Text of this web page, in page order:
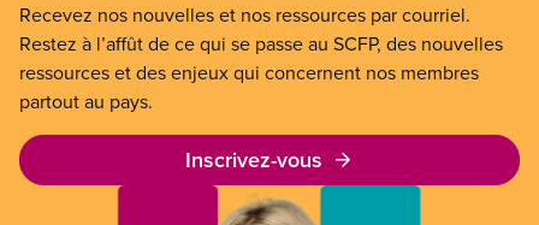
Recevez nos nouvelles et nos ressources par courriel.
Restez à l’affût de ce qui se passe au SCFP, des nouvelles
ressources et des enjeux qui concernent nos membres
partout au pays.
Inscrivez-vous